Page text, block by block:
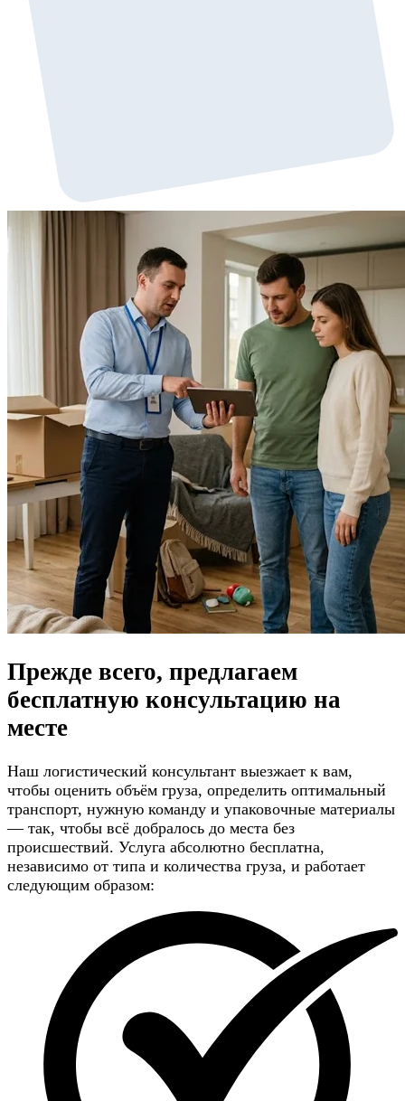
Прежде всего, предлагаем
бесплатную консультацию на
месте
Наш логистический консультант выезжает к вам,
чтобы оценить объём груза, определить оптимальный
транспорт, нужную команду и упаковочные материалы
— так, чтобы всё добралось до места без
происшествий. Услуга абсолютно бесплатна,
независимо от типа и количества груза, и работает
следующим образом: